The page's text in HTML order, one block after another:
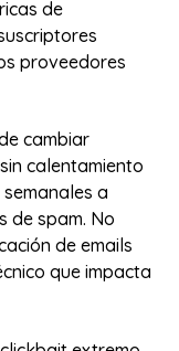
de
proveedores
cambiar
calentamiento
a
de spam. No
de emails
que impacta